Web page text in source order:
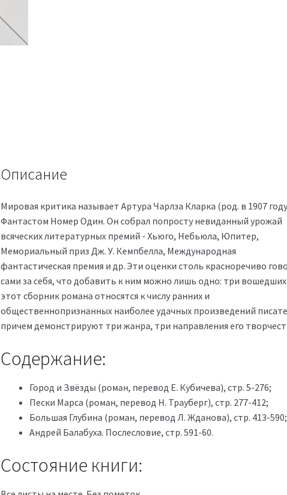
Описание
Мировая критика называет Артура Чарлза Кларка (род. в 1907
Фантастом Номер Один. Он собрал попросту невиданный урожай
всяческих литературных премий - Хьюго, Небьюла, Юпитер,
Мемориальный приз Дж. У. Кемпбелла, Международная
фантастическая премия и др. Эти оценки столь красноречиво
сами за себя, что добавить к ним можно лишь одно: три
этот сборник романа относятся к числу ранних и
общественнопризнанных наиболее удачных произведений
причем демонстрируют три жанра, три направления его
Содержание:
Город и Звёзды (роман, перевод Е. Кубичева), стр. 5-276;
Пески Марса (роман, перевод Н. Трауберг), стр. 277-412;
Большая Глубина (роман, перевод Л. Жданова), стр. 413-590;
Андрей Балабуха. Послесловие, стр. 591-60.
Состояние книги: